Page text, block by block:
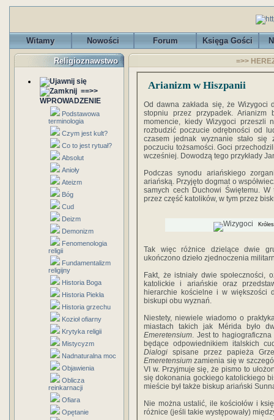
Witamy Nowości Forum Księga Gości
Religioznawstwo
==>>
WPROWADZENIE
Podstawowa
terminologia
Czym jest kult?
Co to jest rytuał?
Absolut
Anioły
Ateizm
Bóg
Cud
Deizm
Demonizm
Fenomenologia
religii
Fundamentalizm
religijny
Historia Boga
Historia Piekła
Historia grzechu
Kozioł ofiarny
Krytyka religii
Mistycyzm
Nadnaturalna moc
Objawienia
Oblicza
reinkarnacji
Ofiara
Opętanie
=>>
Arianizm w Hiszpanii
Od dawna zakłada się, że Wizygoci
stopniu przez przypadek. Arianizm
momencie, kiedy Wizygoci przeszli
rozbudzić poczucie odrębności od
czasem jednak wyznanie stało się
poczuciu tożsamości. Goci
wcześniej. Dowodzą tego przykłady
Podczas synodu ariańskiego
ariańską. Przyjęto dogmat o
samych cech Duchowi Świętemu.
przez część katolików, w tym przez
Tak więc różnice dzielące dwie
ukończono dzieło zjednoczenia
Fakt, że istniały dwie społeczności,
katolickie i ariańskie oraz
hierarchie kościelne i w większości
biskupi obu wyznań.
Niestety, niewiele wiadomo o
miastach takich jak Mérida było
Emeretensium. Jest to
będące odpowiednikiem italskich
Dialogi spisane przez papieża
Emeretensium zamienia się w
VI w. Przyjmuje się, że pismo to
się dokonania gockiego katolickiego
mieście był także biskup ariański
Nie można ustalić, ile kościołów i
różnice (jeśli takie występowały)